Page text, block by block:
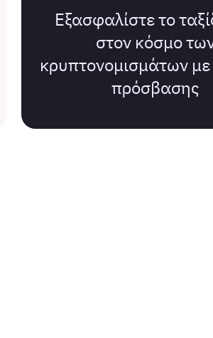
Εξασφαλίστε το
στον κόσμο
κρυπτονομισμάτων με
πρόσβασης